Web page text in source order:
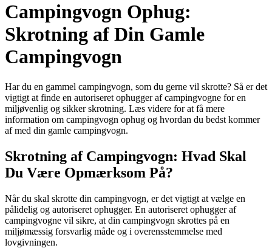
Campingvogn Ophug:
Skrotning af Din Gamle
Campingvogn
Har du en gammel campingvogn, som du gerne vil skrotte? Så er det
vigtigt at finde en autoriseret ophugger af campingvogne for en
miljøvenlig og sikker skrotning. Læs videre for at få mere
information om campingvogn ophug og hvordan du bedst kommer
af med din gamle campingvogn.
Skrotning af Campingvogn: Hvad Skal
Du Være Opmærksom På?
Når du skal skrotte din campingvogn, er det vigtigt at vælge en
pålidelig og autoriseret ophugger. En autoriseret ophugger af
campingvogne vil sikre, at din campingvogn skrottes på en
miljømæssig forsvarlig måde og i overensstemmelse med
lovgivningen.